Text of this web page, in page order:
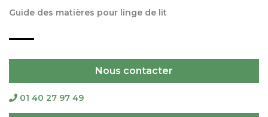
Guide des matières pour linge de lit
Nous contacter
01 40 27 97 49